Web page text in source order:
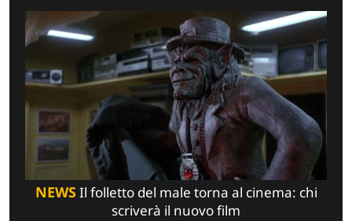
NEWSIl folletto del male torna al cinema: chi
scriverà il nuovo film